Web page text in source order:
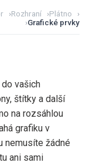
›Rozhraní ›Plátno
›
›Grafické prvky
vašich
štítky a další
na rozsáhlou
grafiku v
nemusíte žádné
ani sami